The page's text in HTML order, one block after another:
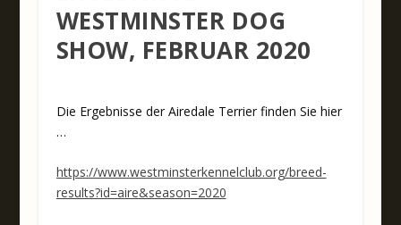
WESTMINSTER DOG
SHOW, FEBRUAR 2020
Die Ergebnisse der Airedale Terrier finden Sie hier
…
https://www.westminsterkennelclub.org/breed-
results?id=aire&season=2020